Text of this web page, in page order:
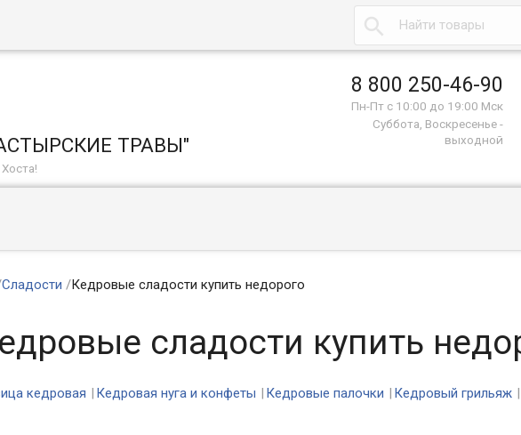

ТРАВЫ"
8 800 250-46-90
Пн-Пт с 10:00 до 19:00 Мск
Суббота, Воскресенье -
выходной
Сладости /Кедровые сладости купить недорого
сладости купить
кедровая Кедровая нуга и конфеты Кедровые палочки Кедровый грильяж